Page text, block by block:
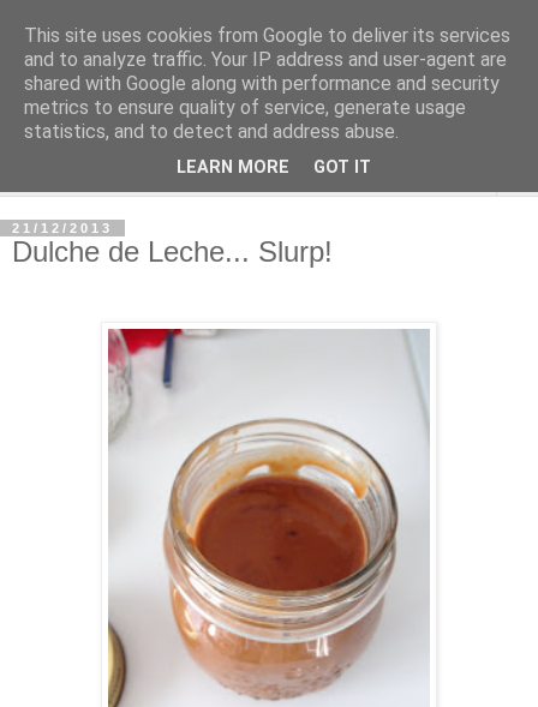
21/12/2013
Dulche de Leche... Slurp!
This site uses cookies from Google to deliver its services
and to analyze traffic. Your IP address and user-agent are
shared with Google along with performance and security
metrics to ensure quality of service, generate usage
statistics, and to detect and address abuse.
LEARN MORE GOT IT